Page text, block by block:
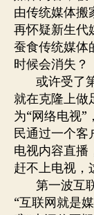
由传统媒体搬
再怀疑新生代
蚕食传统媒体
时候会消失？
或许受了第
就在克隆上做
为“网络电视”
民通过一个客
电视内容直播
赶不上电视，
第一波互联
“互联网就是